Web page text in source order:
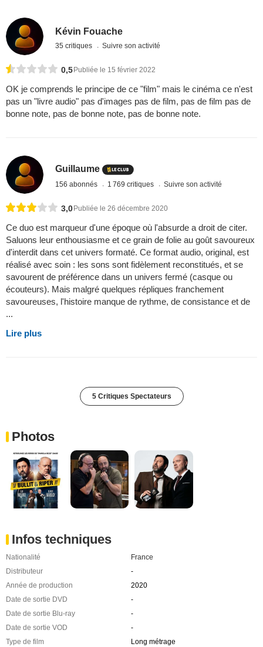
Kévin Fouache
35 critiques Suivre son activité
0,5 Publiée le 15 février 2022
OK je comprends le principe de ce "film" mais le cinéma ce n'est
pas un "livre audio" pas d'images pas de film, pas de film pas de
bonne note, pas de bonne note, pas de bonne note.
Guillaume
156 abonnés 1 769 critiques Suivre son activité
3,0Publiée le 26 décembre 2020
Ce duo est marqueur d'une époque où l'absurde a droit de citer.
Saluons leur enthousiasme et ce grain de folie au goût savoureux
d'interdit dans cet univers formaté. Ce format audio, original, est
réalisé avec soin : les sons sont fidèlement reconstitués, et se
savourent de préférence dans un univers fermé (casque ou
écouteurs). Mais malgré quelques répliques franchement
savoureuses, l'histoire manque de rythme, de consistance et de
...
Lire plus
5 Critiques Spectateurs
Photos
Infos techniques
Nationalité
France
Distributeur
-
Année de production
2020
Date de sortie DVD
-
Date de sortie Blu-ray
-
Date de sortie VOD
-
Type de film
Long métrage